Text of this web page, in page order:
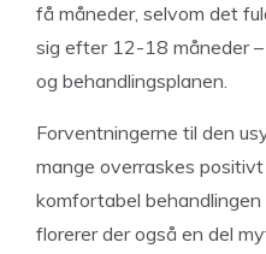
få måneder, selvom det
sig efter 12-18 måneder
og behandlingsplanen.
Forventningerne til den
mange overraskes
komfortabel behandlingen
florerer der også en del